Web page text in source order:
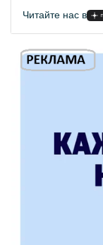
Читайте нас в